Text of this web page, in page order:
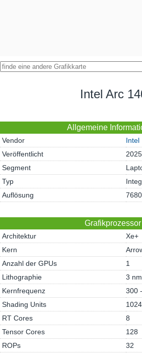
Intel Arc
Allgemeine
Vendor
Intel
Veröffentlicht
2025
Segment
Typ
Auflösung
Grafikprozessor
Architektur
Xe+
Kern
Anzahl der GPUs
1
Lithographie
3 nm
Kernfrequenz
300
Shading Units
1024
RT Cores
8
Tensor Cores
128
ROPs
32